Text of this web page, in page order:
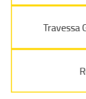
Travessa